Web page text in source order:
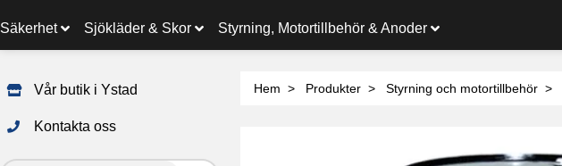
Säkerhet Sjökläder & Skor Styrning, Motortillbehör & Anoder
Vår butik i Ystad
Kontakta oss
Hem Produkter Styrning och motortillbehör